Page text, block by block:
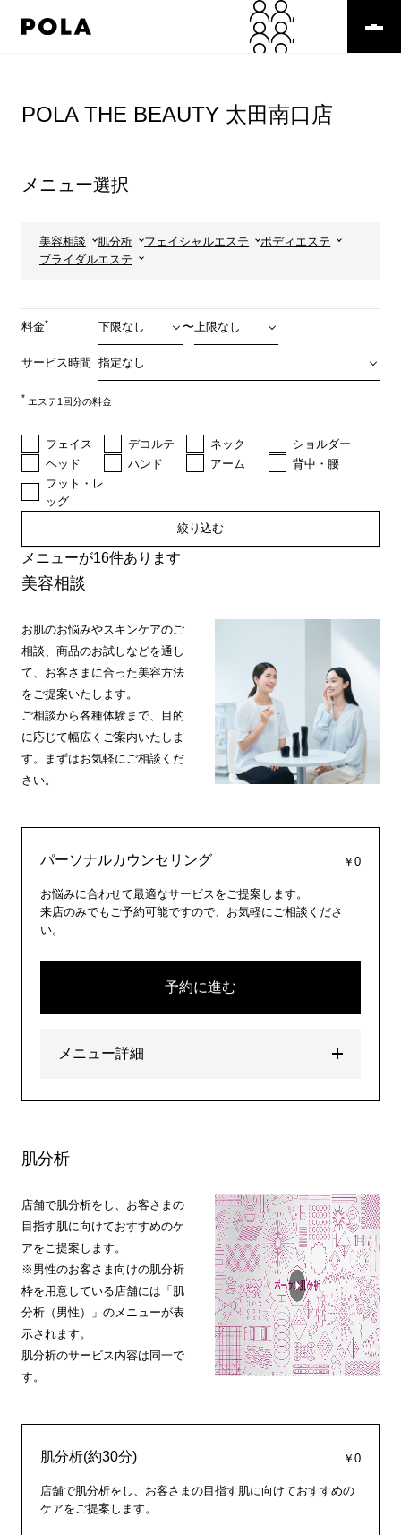
POLA THE BEAUTY 太田南口店
メニュー選択
美容相談 肌分析 フェイシャルエステ
ボディエステ
ブライダルエステ
料金* 〜
サービス時間
* エステ1回分の料金
フェイス デコルテ ネック
ショルダー
ヘッド
ハンド アーム
背中・腰
フット・レ
ッグ
絞り込む
メニューが16件あります
美容相談
お肌のお悩みやスキンケアのご
相談、商品のお試しなどを通し
て、お客さまに合った美容方法
をご提案いたします。
ご相談から各種体験まで、目的
に応じて幅広くご案内いたしま
す。まずはお気軽にご相談くだ
さい。
パーソナルカウンセリング ￥0
お悩みに合わせて最適なサービスをご提案します。
来店のみでもご予約可能ですので、お気軽にご相談くださ
い。
予約に進む
メニュー詳細
肌分析
店舗で肌分析をし、お客さまの
目指す肌に向けておすすめのケ
アをご提案します。
※男性のお客さま向けの肌分析
枠を用意している店舗には「肌
分析（男性）」のメニューが表
示されます。
肌分析のサービス内容は同一で
す。
肌分析(約30分) ￥0
店舗で肌分析をし、お客さまの目指す肌に向けておすすめの
ケアをご提案します。